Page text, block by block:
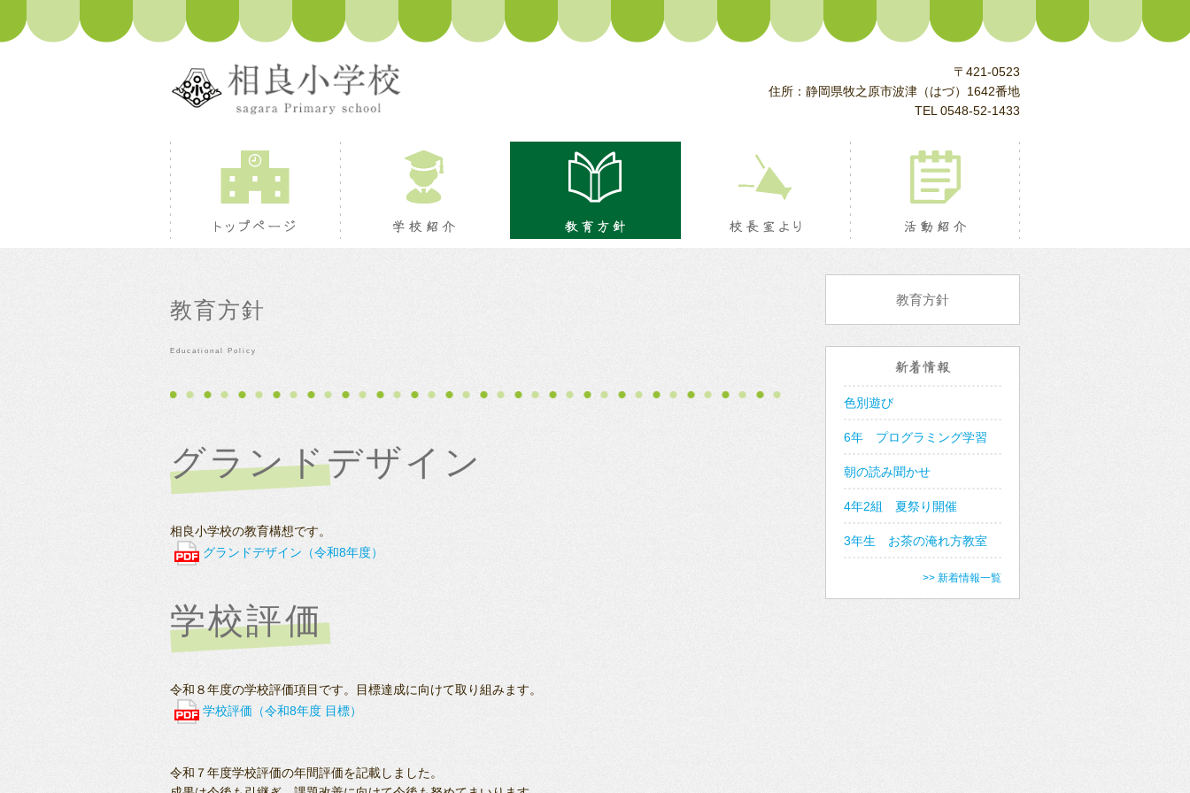
〒421-0523
住所：静岡県牧之原市波津（はづ）1642番地
TEL 0548-52-1433
トップページ 校長室より 活動紹介
教育方針
Educational Policy
グランドデザイン
相良小学校の教育構想です。
グランドデザイン（令和8年度）
学校評価
令和８年度の学校評価項目です。目標達成に向けて取り組みます。
学校評価（令和8年度 目標）
令和７年度学校評価の年間評価を記載しました。
教育方針
色別遊び
6年 プログラミング学習
朝の読み聞かせ
4年2組 夏祭り開催
3年生 お茶の淹れ方教室
>> 新着情報一覧